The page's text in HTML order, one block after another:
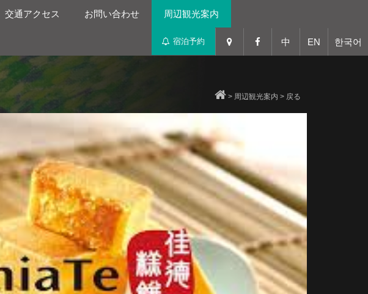
交通アクセス お問い合わせ 周辺観光案内
宿泊予約 中 EN 한국어
> 周辺観光案内 > 戻る